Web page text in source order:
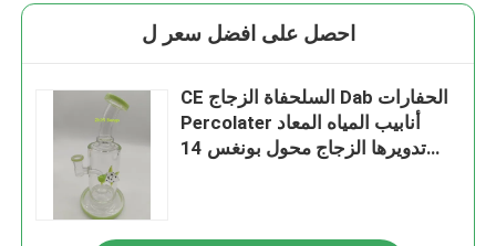
احصل على افضل سعر ل
CE السلحفاة الزجاج Dab الحفارات
Percolater أنابيب المياه المعاد
تدويرها الزجاج محول بونغس 14